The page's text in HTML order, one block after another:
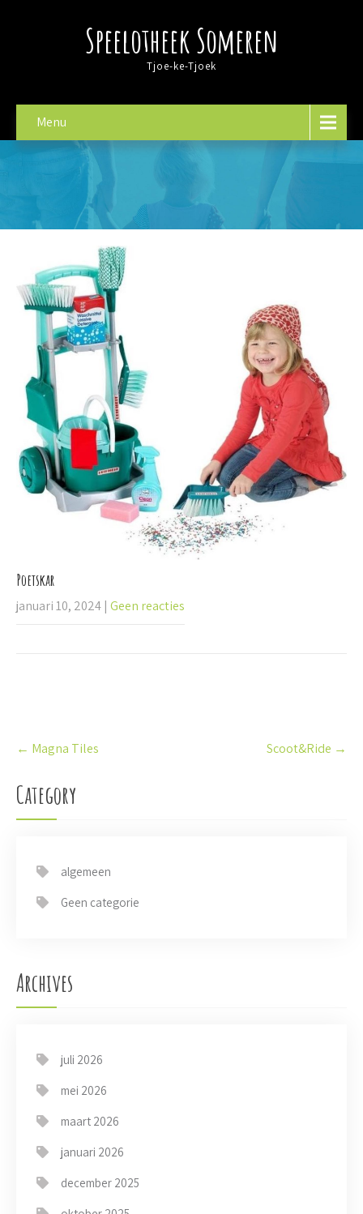
Speelotheek Someren
Tjoe-ke-Tjoek
Menu
Poetskar
januari 10, 2024 | Geen reacties
o
t
n
a
← Magna Tiles Scoot&Ride →
Category
algemeen
Geen categorie
Archives
juli 2026
mei 2026
maart 2026
januari 2026
december 2025